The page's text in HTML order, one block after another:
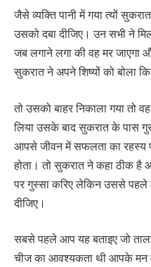
जैसे व्यक्ति पानी में गया त्यों
उसको दबा दीजिए। उन सभी ने
जब लगाने लगा की वह मर जाएगा
सुकरात ने अपने शिष्यों को बोला
तो उसको बाहर निकाला गया तो
लिया उसके बाद सुकरात के पास
आपसे जीवन में सफलता का रहस्य
होता। तो सुकरात ने कहा ठीक
पर गुस्सा करिए लेकिन उससे
दीजिए।
सबसे पहले आप यह बताइए जो
चीज का आवश्यकता थी आपके मन